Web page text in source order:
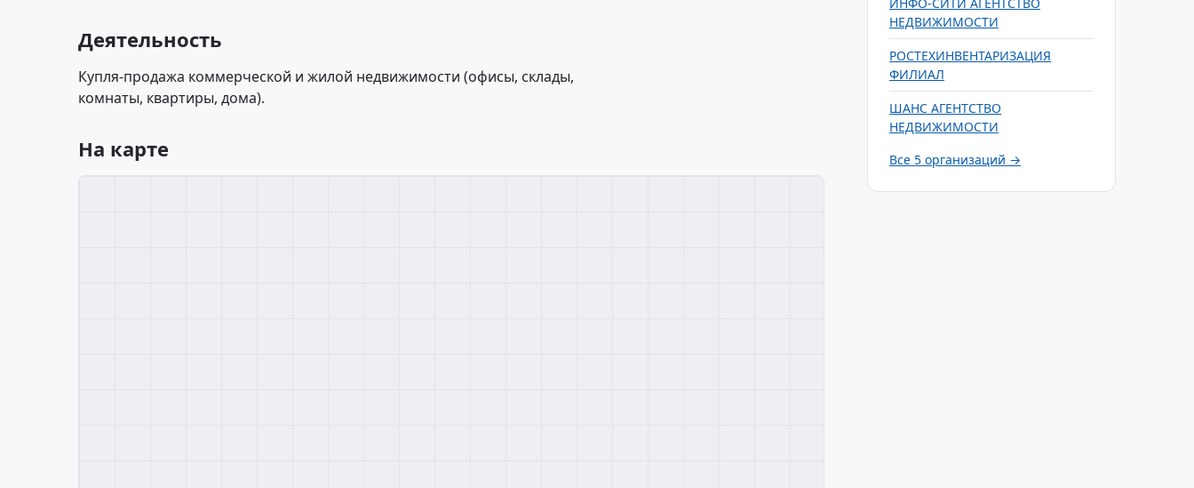
Деятельность
Купля-продажа коммерческой и жилой недвижимости (офисы, склады,
комнаты, квартиры, дома).
На карте
НЕДВИЖИМОСТИ
РОСТЕХИНВЕНТАРИЗАЦИЯ
ФИЛИАЛ
ШАНС АГЕНТСТВО
НЕДВИЖИМОСТИ
Все 5 организаций →